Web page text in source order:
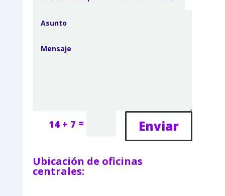
14 + 7 = Enviar
Ubicación de oficinas
centrales: